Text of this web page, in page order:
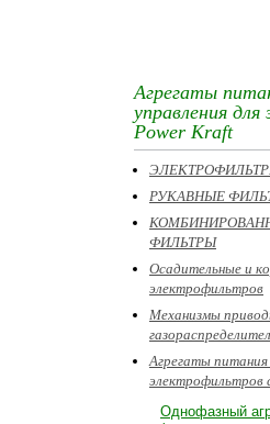
Агрегаты
управления
Power Kraft
РУКАВНЫЕ
ФИЛЬТРЫ
Осадительные и
электрофильтров
Механизмы
Агрегаты
электрофильтров
Однофазный